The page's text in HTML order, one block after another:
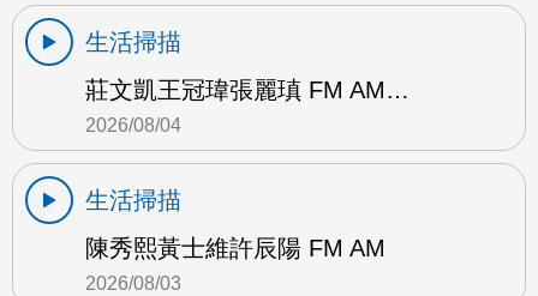
生活掃描
莊文凱王冠瑋張麗瑱 FM AM…
2026/08/04
生活掃描
陳秀熙黃士維許辰陽 FM AM
2026/08/03